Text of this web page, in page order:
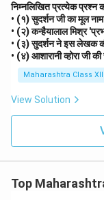
निम्नलिखित प्रत्येक प्रश्न
• (१) सुदर्शन जी का मूल
• (२) कन्हैयालाल मिश्र
• (३) सुदर्शन ने इस लेखक
• (४) आशारानी व्होरा जी
Maharashtra Class XII
View Solution
Top